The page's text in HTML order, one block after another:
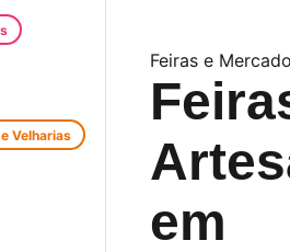
Feiras e
em
Velharias